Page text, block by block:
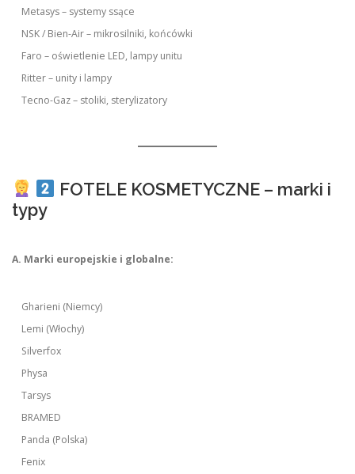
Metasys – systemy ssące
NSK / Bien-Air – mikrosilniki, końcówki
Faro – oświetlenie LED, lampy unitu
Ritter – unity i lampy
Tecno-Gaz – stoliki, sterylizatory
FOTELE KOSMETYCZNE – marki i
typy
A. Marki europejskie i globalne:
Gharieni (Niemcy)
Lemi (Włochy)
Silverfox
Physa
Tarsys
BRAMED
Panda (Polska)
Fenix